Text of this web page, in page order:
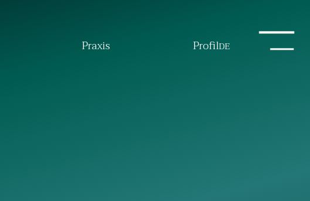
Praxis ProfilDE